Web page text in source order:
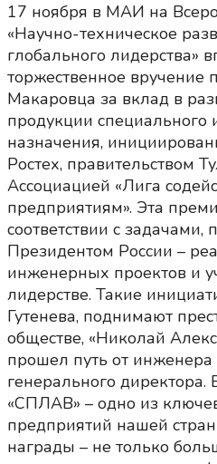
17 ноября в МАИ на
«Научно-техническое
глобального лидерства»
торжественное
Макаровца за вклад в
продукции специального
назначения,
Ростех, правительством
Ассоциацией «Лига
предприятиям». Эта
соответствии с задачами,
Президентом России –
инженерных проектов и
лидерстве. Такие
Гутенева, поднимают
обществе, «Николай
прошел путь от
генерального директора.
«СПЛАВ» – одно из
предприятий нашей
награды – не только